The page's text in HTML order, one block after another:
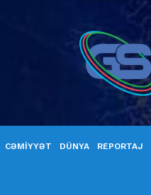
CƏMİYYƏT DÜNYA REPORTAJ